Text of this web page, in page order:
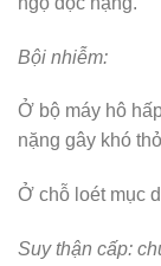
Bội nhiễm:
Ở bộ máy hô
nặng gây khó
Ở chỗ loét mục
Suy thận cấp: